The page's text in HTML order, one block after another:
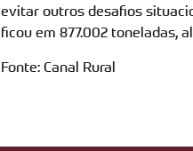
evitar outros desafios
ficou em 877.002 toneladas,
Fonte: Canal Rural